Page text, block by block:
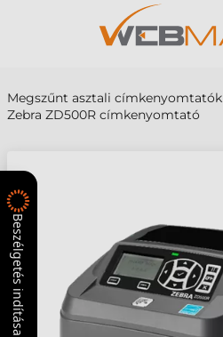
Megszűnt asztali címkenyomtatók
Zebra ZD500R címkenyomtató
Beszélgetés indítása